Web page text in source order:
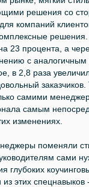
решения со
компаний
23 процента, а
с
в 2,8 раза
заказчиков.
самими
самым
изменениях.
поменяли
сами
глубоких
этих спецнавыков